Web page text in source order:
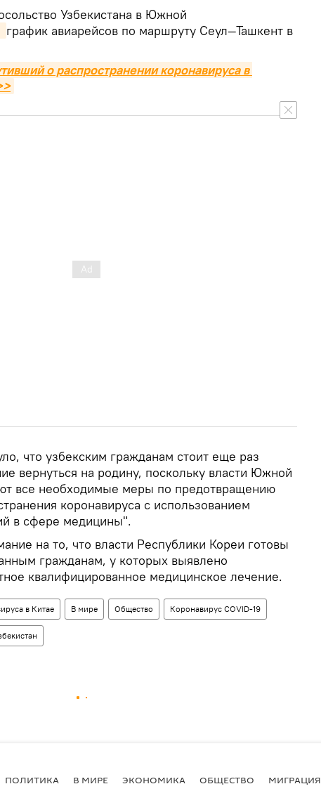
Узбекистана в Южной
график авиарейсов по маршруту Сеул—Ташкент в
о распространении коронавируса в
что узбекским гражданам стоит еще раз
вернуться на родину, поскольку власти Южной
все необходимые меры по предотвращению
коронавируса с использованием
в сфере медицины".
на то, что власти Республики Кореи готовы
гражданам, у которых выявлено
квалифицированное медицинское лечение.
в Китае В мире Общество Коронавирус COVID-19
ПОЛИТИКА В МИРЕ ЭКОНОМИКА ОБЩЕСТВО МИГРАЦИЯ